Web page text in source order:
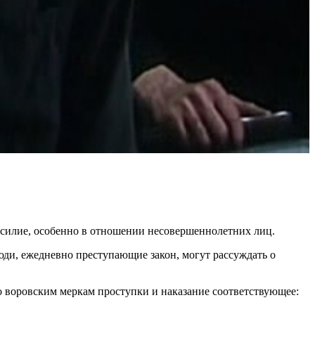
особенно в отношении несовершеннолетних лиц.
ежедневно преступающие закон, могут рассуждать о
меркам проступки и наказание соответствующее: